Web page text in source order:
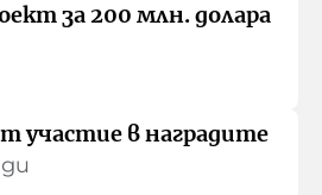
за 200 млн. долара
участие в наградите